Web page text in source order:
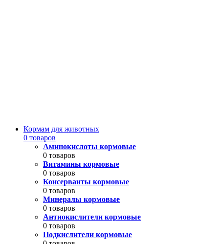
Кормам для животных
0 товаров
Аминокислоты кормовые
0 товаров
Витамины кормовые
0 товаров
Консерванты кормовые
0 товаров
Минералы кормовые
0 товаров
Антиокислители кормовые
0 товаров
Подкислители кормовые